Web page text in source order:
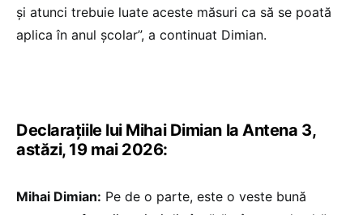
și atunci trebuie luate aceste măsuri ca să se poată
aplica în anul școlar”, a continuat Dimian.
Declarațiile lui Mihai Dimian la Antena 3,
astăzi, 19 mai 2026:
Mihai Dimian: Pe de o parte, este o veste bună